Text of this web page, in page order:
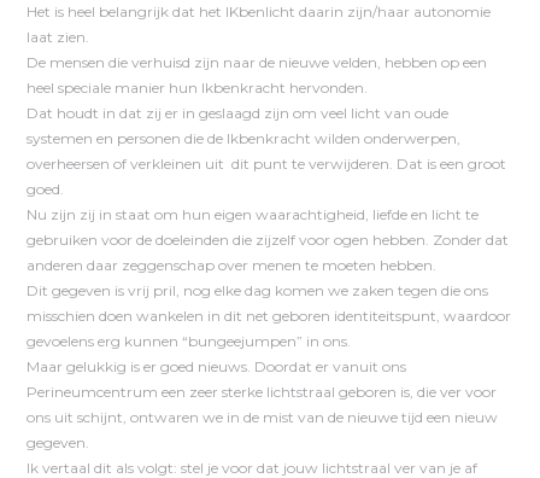
Het is heel belangrijk dat het IKbenlicht daarin zijn/haar autonomie
laat zien.
De mensen die verhuisd zijn naar de nieuwe velden, hebben op een
heel speciale manier hun Ikbenkracht hervonden.
Dat houdt in dat zij er in geslaagd zijn om veel licht van oude
systemen en personen die de Ikbenkracht wilden onderwerpen,
overheersen of verkleinen uit dit punt te verwijderen. Dat is een groot
goed.
Nu zijn zij in staat om hun eigen waarachtigheid, liefde en licht te
gebruiken voor de doeleinden die zijzelf voor ogen hebben. Zonder dat
anderen daar zeggenschap over menen te moeten hebben.
Dit gegeven is vrij pril, nog elke dag komen we zaken tegen die ons
misschien doen wankelen in dit net geboren identiteitspunt, waardoor
gevoelens erg kunnen “bungeejumpen” in ons.
Maar gelukkig is er goed nieuws. Doordat er vanuit ons
Perineumcentrum een zeer sterke lichtstraal geboren is, die ver voor
ons uit schijnt, ontwaren we in de mist van de nieuwe tijd een nieuw
gegeven.
Ik vertaal dit als volgt: stel je voor dat jouw lichtstraal ver van je af